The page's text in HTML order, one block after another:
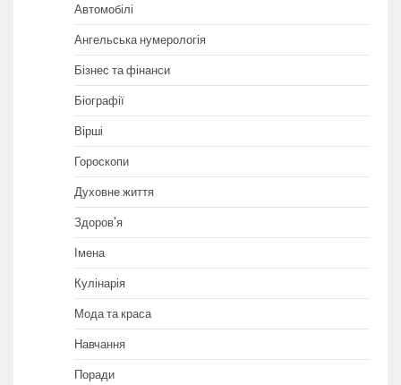
Автомобілі
Ангельська нумерологія
Бізнес та фінанси
Біографії
Вірші
Гороскопи
Духовне життя
Здоров'я
Імена
Кулінарія
Мода та краса
Навчання
Поради